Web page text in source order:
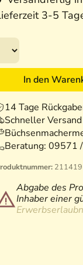
3-5
In den
14 Tage
Schneller Versand
Beratung: 09571
211419
Abgabe des
Inhaber einer